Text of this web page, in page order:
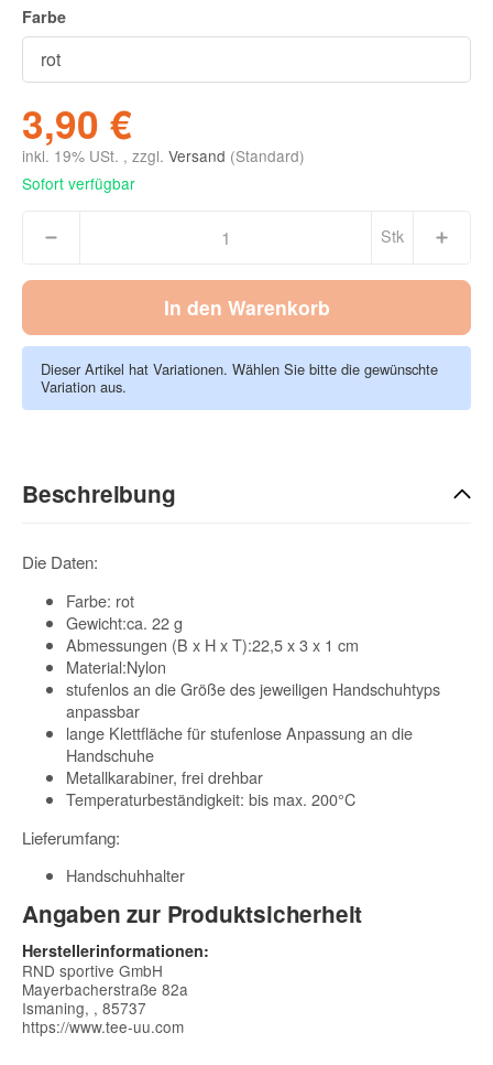
Farbe
3,90 €
inkl. 19% USt. , zzgl. Versand (Standard)
Sofort verfügbar
Stk
In den Warenkorb
Dieser Artikel hat Variationen. Wählen Sie bitte die gewünschte
Variation aus.
Beschreibung
Die Daten:
Farbe: rot
Gewicht:ca. 22 g
Abmessungen (B x H x T):22,5 x 3 x 1 cm
Material:Nylon
stufenlos an die Größe des jeweiligen Handschuhtyps
anpassbar
lange Klettfläche für stufenlose Anpassung an die
Handschuhe
Metallkarabiner, frei drehbar
Temperaturbeständigkeit: bis max. 200°C
Lieferumfang:
Handschuhhalter
Angaben zur Produktsicherheit
Herstellerinformationen:
RND sportive GmbH
Mayerbacherstraße 82a
Ismaning, , 85737
https://www.tee-uu.com